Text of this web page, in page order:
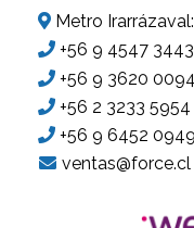
Metro
+56 9 4547 3443
+56 9 3620 0094
+56 2 3233 5954
+56 9 6452 0949
ventas@force.cl